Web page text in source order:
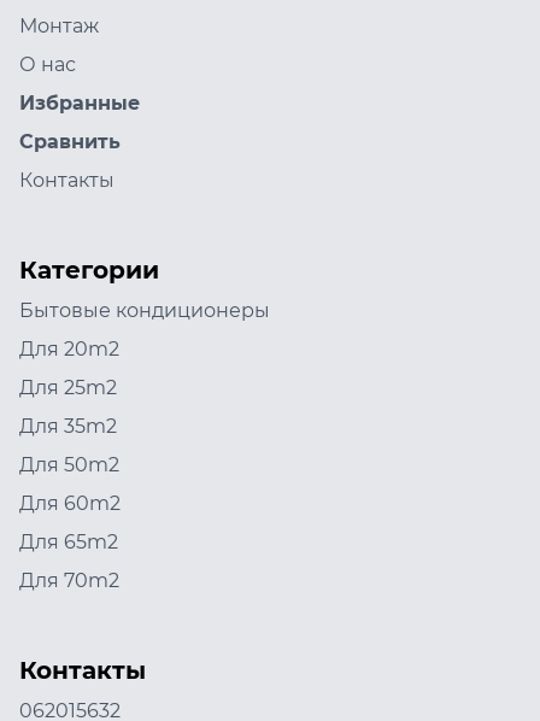
Монтаж
О нас
Избранные
Сравнить
Контакты
Категории
Бытовые кондиционеры
Для 20m2
Для 25m2
Для 35m2
Для 50m2
Для 60m2
Для 65m2
Для 70m2
Контакты
062015632